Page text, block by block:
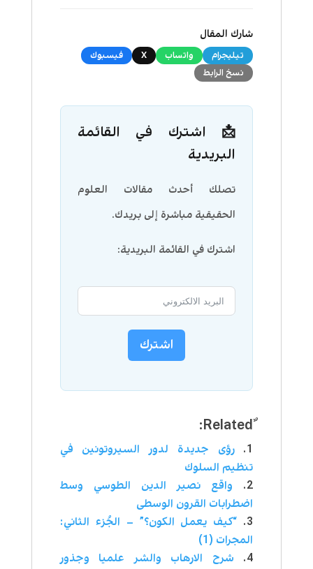
شارك المقال
تيليجرام واتساب X
فيسبوك
نسخ الرابط
📩 اشترك في القائمة
البريدية
تصلك أحدث مقالات العلوم
الحقيقية مباشرة إلى بريدك.
اشترك في القائمة البريدية:
اشترك
ٌRelated:
رؤى جديدة لدور السيروتونين في
تنظيم السلوك
واقع نصير الدين الطوسي وسط
اضطرابات القرون الوسطى
“كيف يعمل الكون؟” – الجُزء الثاني:
المجرات (1)
شرح الارهاب والشر علميا وجذور